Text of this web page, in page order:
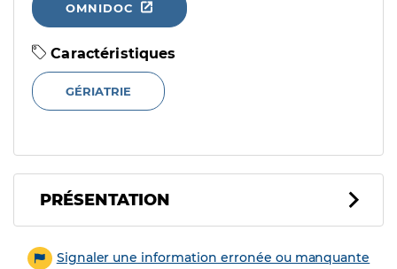
OMNIDOC
Caractéristiques
GÉRIATRIE
PRÉSENTATION
Signaler une information erronée ou manquante